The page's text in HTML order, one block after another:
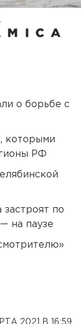
о борьбе с
которыми
РФ
по
на паузе
2021 В 16:59